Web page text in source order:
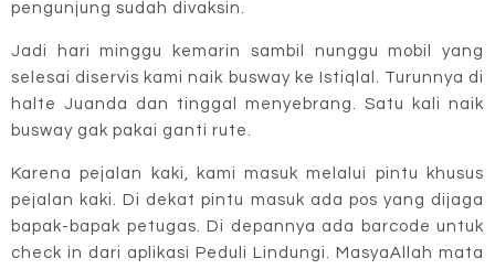
pengunjung sudah divaksin.
Jadi hari minggu kemarin sambil nunggu mobil yang
selesai diservis kami naik busway ke Istiqlal. Turunnya di
halte Juanda dan tinggal menyebrang. Satu kali naik
busway gak pakai ganti rute.
Karena pejalan kaki, kami masuk melalui pintu khusus
pejalan kaki. Di dekat pintu masuk ada pos yang dijaga
bapak-bapak petugas. Di depannya ada barcode untuk
check in dari aplikasi Peduli Lindungi. MasyaAllah mata